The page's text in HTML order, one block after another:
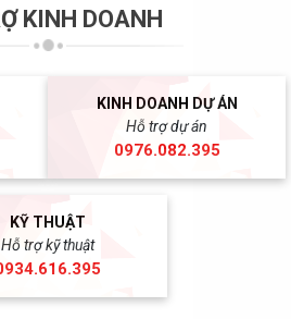
KINH DOANH
KINH DOANH DỰ ÁN
Hỗ trợ dự án
0976.082.395
KỸ THUẬT
Hỗ trợ kỹ thuật